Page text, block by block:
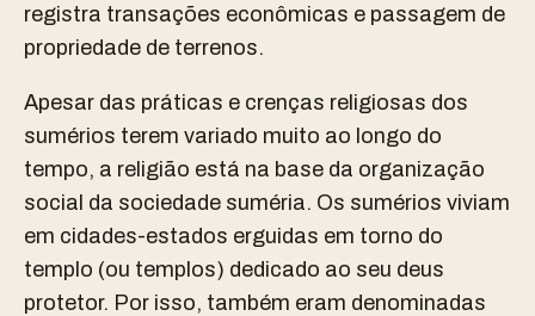
registra transações econômicas e passagem de
propriedade de terrenos.
Apesar das práticas e crenças religiosas dos
sumérios terem variado muito ao longo do
tempo, a religião está na base da organização
social da sociedade suméria. Os sumérios viviam
em cidades-estados erguidas em torno do
templo (ou templos) dedicado ao seu deus
protetor. Por isso, também eram denominadas